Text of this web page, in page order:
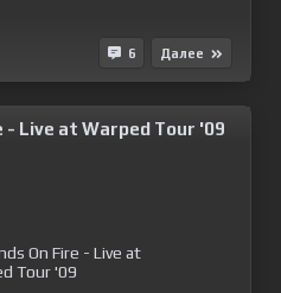
6 Далее
- Live at Warped Tour '09